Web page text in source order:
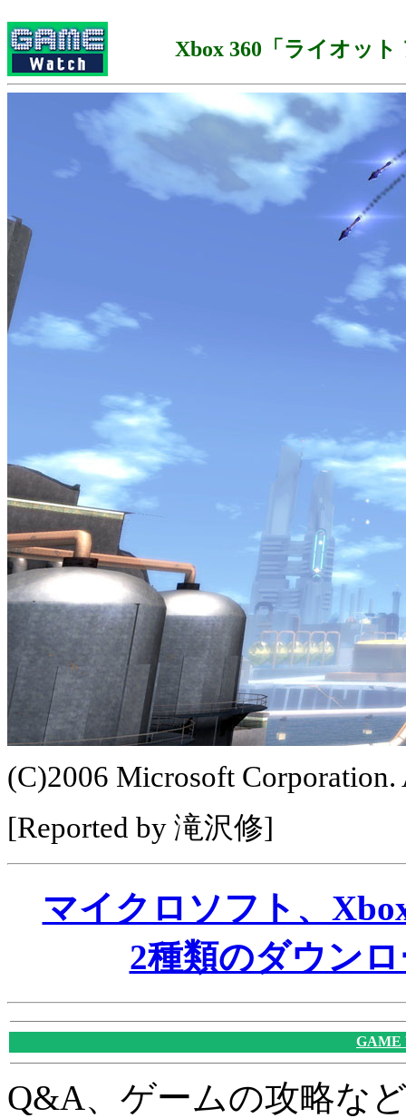
Xbox 360「ライオット
(C)2006 Microsoft Corporation.
[Reported by 滝沢修]
マイクロソフト、
2種類のダウン
GAME
Q&A、ゲームの攻略な